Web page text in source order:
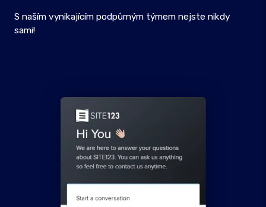
S naším vynikajícím podpůrným týmem nejste nikdy
sami!